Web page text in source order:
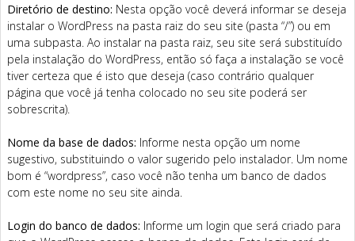
Diretório de destino: Nesta opção você deverá informar se deseja
instalar o WordPress na pasta raiz do seu site (pasta “/”) ou em
uma subpasta. Ao instalar na pasta raiz, seu site será substituído
pela instalação do WordPress, então só faça a instalação se você
tiver certeza que é isto que deseja (caso contrário qualquer
página que você já tenha colocado no seu site poderá ser
sobrescrita).
Nome da base de dados: Informe nesta opção um nome
sugestivo, substituindo o valor sugerido pelo instalador. Um nome
bom é “wordpress”, caso você não tenha um banco de dados
com este nome no seu site ainda.
Login do banco de dados: Informe um login que será criado para